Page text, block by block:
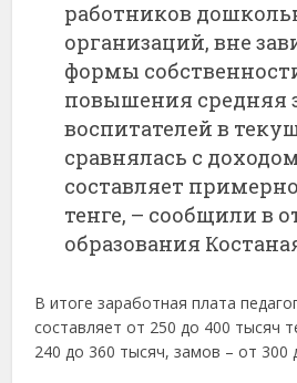
работников
организаций, вне
формы
повышения средняя
воспитателей в
сравнялась с
составляет
тенге, – сообщили в
образования
В итоге заработная плата
составляет от 250 до 400 тысяч
240 до 360 тысяч, замов – от 300